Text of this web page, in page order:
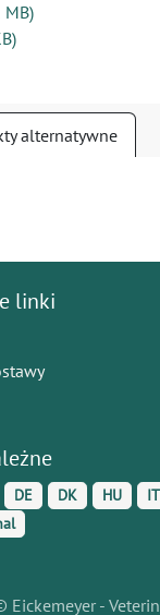
MB)
)
alternatywne
linki
DE DK HU IT
Eickemeyer -